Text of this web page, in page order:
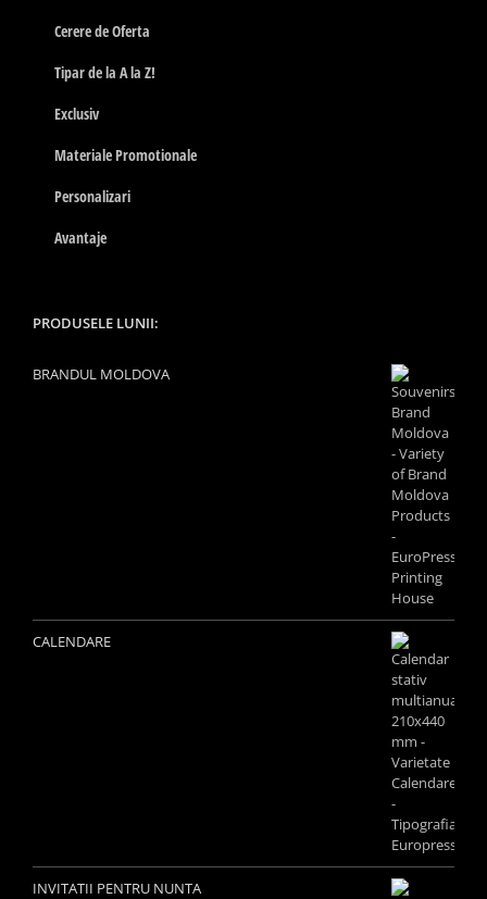
Cerere de Oferta
Tipar de la A la Z!
Exclusiv
Materiale Promotionale
Personalizari
Avantaje
PRODUSELE LUNII:
BRANDUL MOLDOVA
CALENDARE
INVITATII PENTRU NUNTA